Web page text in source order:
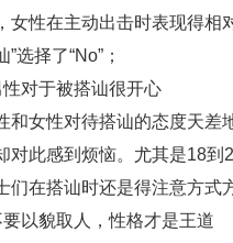
女性在主动出击时表现得相
”选择了“No”；
性对于被搭讪很开心
和女性对待搭讪的态度天差
对此感到烦恼。尤其是18到
们在搭讪时还是得注意方式
要以貌取人，性格才是王道